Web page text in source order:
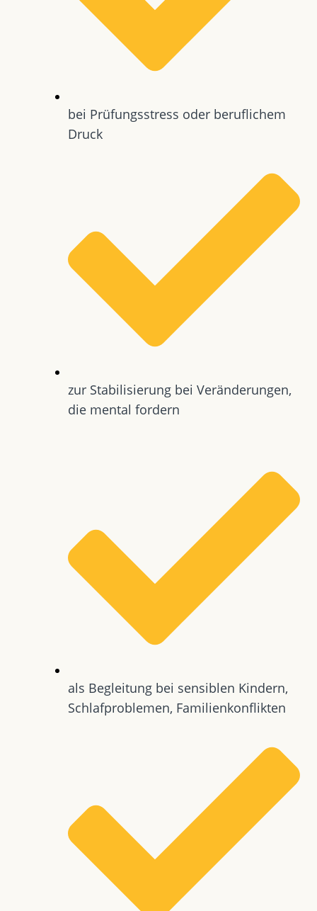
bei Prüfungsstress oder beruflichem
Druck
zur Stabilisierung bei Veränderungen,
die mental fordern
als Begleitung bei sensiblen Kindern,
Schlafproblemen, Familienkonflikten